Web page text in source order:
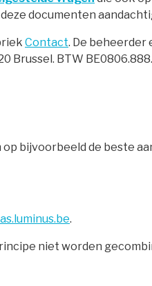
documenten
Contact. De beheerder
Brussel. BTW
bijvoorbeeld de beste
.
niet worden